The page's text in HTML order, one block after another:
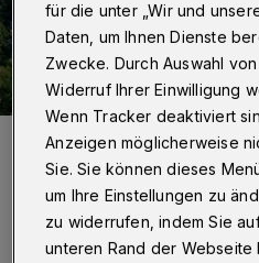
Schloss Burg aus der
Foto: Schloss Burg
für die unter „Wir und
Daten, um Ihnen Dienste
Zwecke. Durch Auswahl
Widerruf Ihrer Einwilligung
Wenn Tracker deaktiviert
Anzeigen möglicherweise
Sie. Sie können dieses
um Ihre Einstellungen zu
zu widerrufen, indem Sie
unteren Rand der